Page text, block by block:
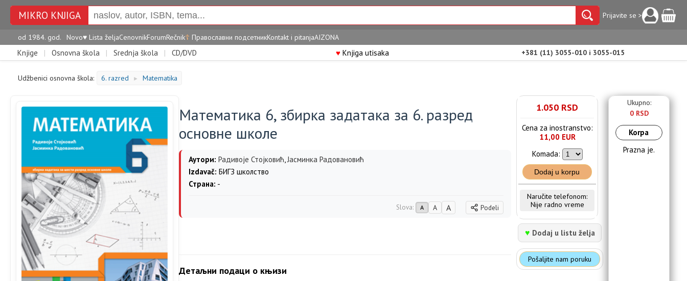
MIKRO KNJIGA Prijavite se >
od 1984. god. Novo♥ Lista željaCenovnikForumRečnik☦ Православни подсетникKontakt i pitanjaAIZONA
Knjige | Osnovna škola | Srednja škola | CD/DVD ♥Knjiga utisaka +381 (11) 3055-010 i 3055-015
Udžbenici osnovna škola: 6. razred ► Matematika
Математика 6, збирка задатака за 6. разред
основне школе
Аутори: Радивоје Стојковић,Јасминка Радовановић
Izdavač: БИГЗ школство
Страна: -
Slova: A A A Podeli
Детаљни подаци о књизи
1.050 RSD
Cena za inostranstvo:
11,00 EUR
Komada:
Dodaj u korpu
Naručite telefonom:
Nije radno vreme
♥ Dodaj u listu želja
Pošaljite nam poruku
Ukupno:
0 RSD
Korpa
Prazna je.